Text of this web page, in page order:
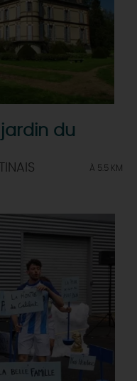
du
À 5.5 KM